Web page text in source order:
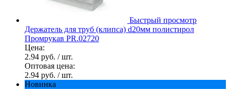
Быстрый просмотр
Держатель для труб (клипса) d20мм полистирол
Промрукав PR.02720
Цена:
2.94 руб. / шт.
Оптовая цена:
2.94 руб. / шт.
Новинка